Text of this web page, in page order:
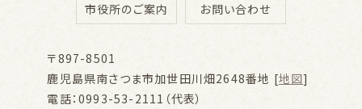
市役所のご案内 お問い合わせ
〒897-8501
鹿児島県南さつま市加世田川畑2648番地 [地図]
電話：0993-53-2111（代表）